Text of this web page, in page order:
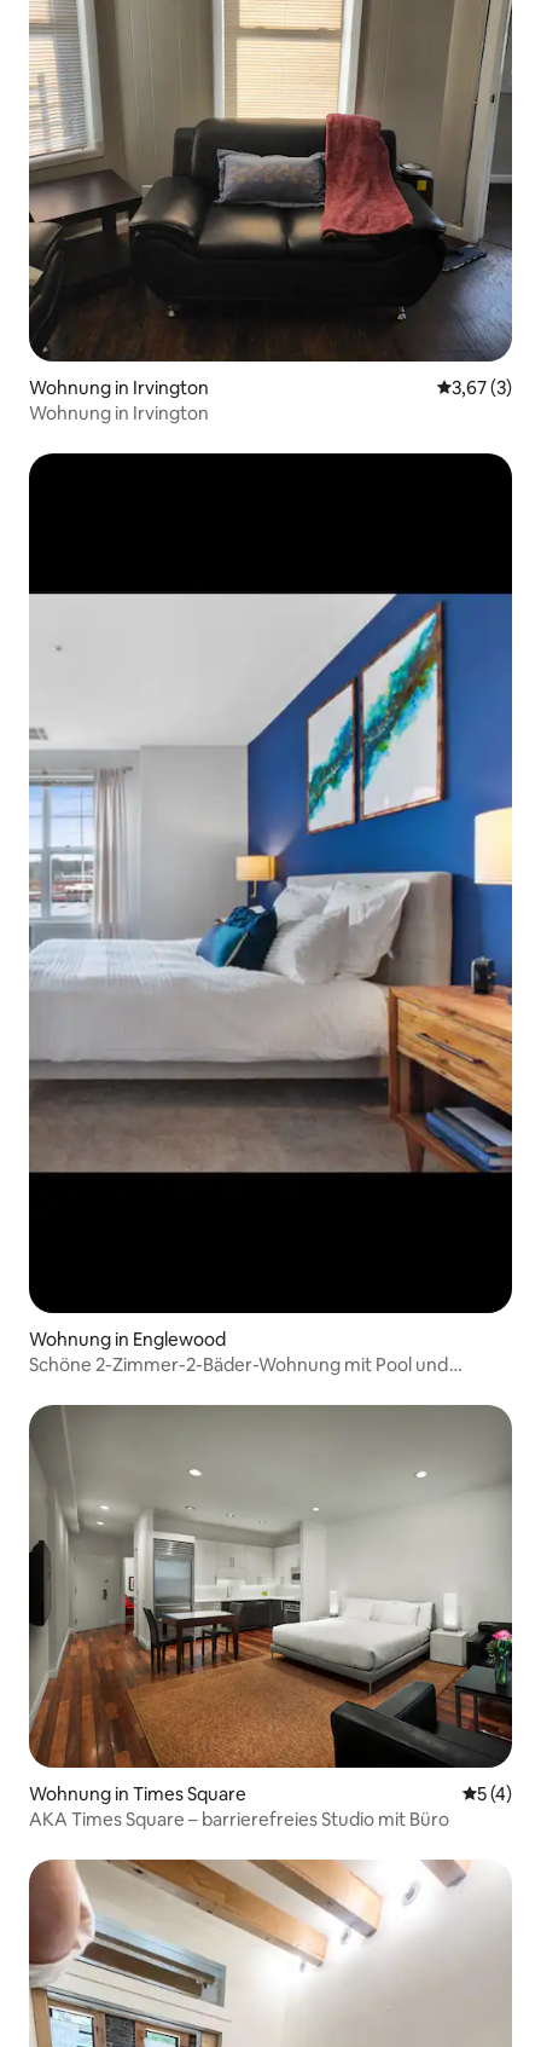
Wohnung in Irvington
3,67 (3)
Wohnung in Irvington
Wohnung in Englewood
Schöne 2-Zimmer-2-Bäder-Wohnung mit Pool und
Wohnung in Times Square
5 (4)
AKA Times Square – barrierefreies Studio mit Büro